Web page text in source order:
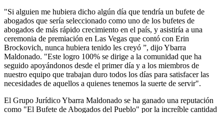
"Si alguien me hubiera dicho algún día que tendría un bufete de
abogados que sería seleccionado como uno de los bufetes de
abogados de más rápido crecimiento en el país, y asistiría a una
ceremonia de premiación en Las Vegas que contó con Erin
Brockovich, nunca hubiera tenido les creyó ”, dijo Ybarra
Maldonado. "Este logro 100% se dirige a la comunidad que ha
seguido apoyándonos desde el primer día y a los miembros de
nuestro equipo que trabajan duro todos los días para satisfacer las
necesidades de aquellos a quienes tenemos la suerte de servir".
El Grupo Jurídico Ybarra Maldonado se ha ganado una reputación
como "El Bufete de Abogados del Pueblo" por la increíble cantidad